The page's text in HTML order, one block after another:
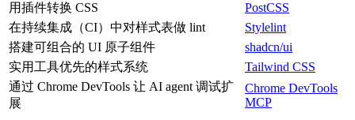
用插件转换 CSS
PostCSS
在持续集成（CI）中对样式表做 lint
Stylelint
搭建可组合的 UI 原子组件
shadcn/ui
实用工具优先的样式系统
Tailwind CSS
通过 Chrome DevTools 让 AI agent 调试扩
展
Chrome DevTools
MCP